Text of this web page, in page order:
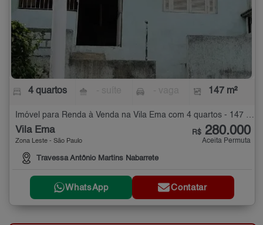
4 quartos 147 m²
Vila Ema
Zona Leste - São Paulo
Travessa Antônio Martins Nabarrete
R$ 280.000
Aceita Permuta
WhatsApp Contatar